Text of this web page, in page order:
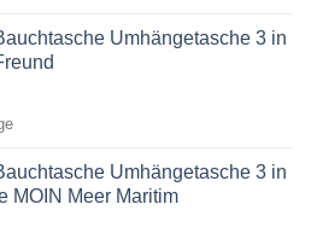
Umhängetasche 3 in
Umhängetasche 3 in
MOIN Meer Maritim